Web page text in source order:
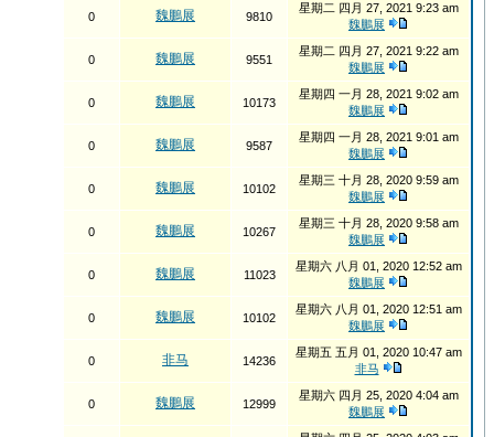
0 魏鵬展 9810
星期二 四月 27, 2021 9:23 am
魏鵬展
0 魏鵬展 9551
星期二 四月 27, 2021 9:22 am
魏鵬展
0 魏鵬展 10173
星期四 一月 28, 2021 9:02 am
魏鵬展
0 魏鵬展 9587
星期四 一月 28, 2021 9:01 am
魏鵬展
0 魏鵬展 10102
星期三 十月 28, 2020 9:59 am
魏鵬展
0 魏鵬展 10267
星期三 十月 28, 2020 9:58 am
魏鵬展
0 魏鵬展 11023
星期六 八月 01, 2020 12:52 am
魏鵬展
0 魏鵬展 10102
星期六 八月 01, 2020 12:51 am
魏鵬展
0 非马 14236
星期五 五月 01, 2020 10:47 am
非马
0 魏鵬展 12999
星期六 四月 25, 2020 4:04 am
魏鵬展